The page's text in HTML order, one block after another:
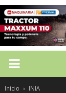
Inicio INIA